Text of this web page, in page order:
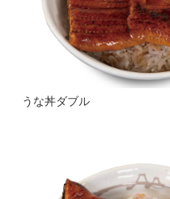
うな丼ダブル